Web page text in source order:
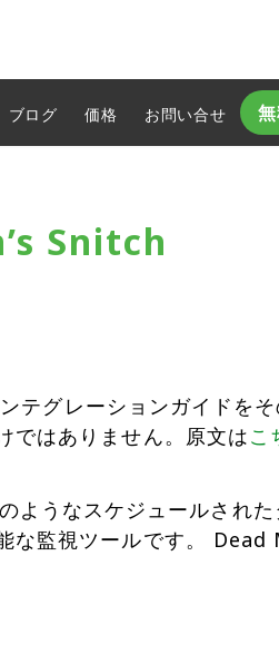
ブログ 価格 お問い合せ​
Snitch
テグレーションガイドを
ではありません。原文はこ
ようなスケジュールされ
な監視ツールです。 Dead